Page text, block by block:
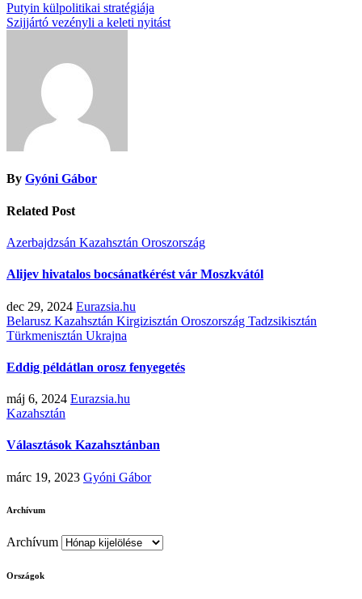
Putyin külpolitikai stratégiája
Szijjártó vezényli a keleti nyitást
By Gyóni Gábor
Related Post
Azerbajdzsán Kazahsztán Oroszország
Alijev hivatalos bocsánatkérést vár Moszkvától
dec 29, 2024 Eurazsia.hu
Belarusz Kazahsztán Kirgizisztán Oroszország Tadzsikisztán
Türkmenisztán Ukrajna
Eddig példátlan orosz fenyegetés
máj 6, 2024 Eurazsia.hu
Kazahsztán
Választások Kazahsztánban
márc 19, 2023 Gyóni Gábor
Archívum
Archívum
Országok